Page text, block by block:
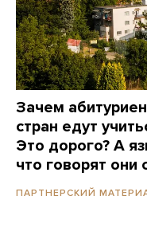
Зачем
стран едут
Это дорого? А
что говорят они
ПАРТНЕРСКИЙ